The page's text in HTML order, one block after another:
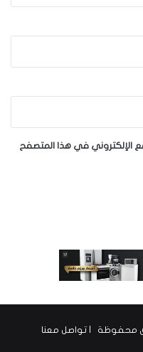
الإلكتروني في هذا المتصفح
تواصل معنا